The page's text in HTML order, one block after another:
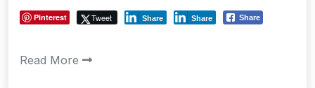
Pinterest Tweet Share Share Share
Read More